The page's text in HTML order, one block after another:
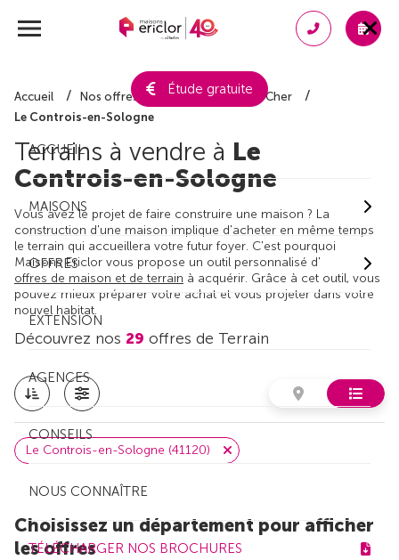
Étude gratuite
ACCUEIL
MAISONS
OFFRES
EXTENSION
AGENCES
CONSEILS
NOUS CONNAÎTRE
TÉLÉCHARGER NOS BROCHURES
Accueil Nos offres de terrain
Loir-et-Cher
Le Controis-en-Sologne
Terrains à vendre à Le
Controis-en-Sologne
Vous avez le projet de faire construire une maison ? La
construction d'une maison implique d'acheter en même temps
le terrain qui accueillera votre futur foyer. C'est pourquoi
Maisons Ericlor vous propose un outil personnalisé d'
offres de maison et de terrain à acquérir. Grâce à cet outil, vous
pouvez mieux préparer votre achat et vous projeter dans votre
nouvel habitat.
Découvrez nos 29 offres de Terrain
Le Controis-en-Sologne (41120)
Choisissez un département pour afficher
les offres